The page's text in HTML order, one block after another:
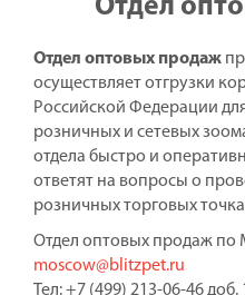
Отдел
Отдел оптовых продаж
осуществляет отгрузки
Российской Федерации
розничных и сетевых
отдела быстро и
ответят на вопросы о
розничных торговых
Отдел оптовых продаж по
moscow@blitzpet.ru
Тел: +7 (499) 213-06-46 доб.